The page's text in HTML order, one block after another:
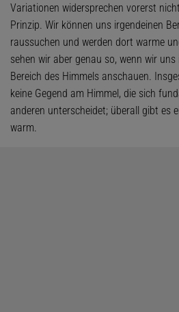
Variationen widersprechen vorerst
Prinzip. Wir können uns irgendeinen
raussuchen und werden dort warme
sehen wir aber genau so, wenn wir
Bereich des Himmels anschauen.
keine Gegend am Himmel, die sich
anderen unterscheidet; überall gibt es
warm.